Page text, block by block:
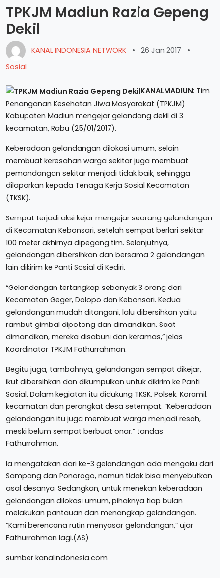
TPKJM Madiun Razia Gepeng
Dekil
KANAL INDONESIA NETWORK • 26 Jan 2017
•
Sosial
KANALMADIUN: Tim
Penanganan Kesehatan Jiwa Masyarakat (TPKJM)
Kabupaten Madiun mengejar gelandang dekil di 3
kecamatan, Rabu (25/01/2017).
Keberadaan gelandangan dilokasi umum, selain
membuat keresahan warga sekitar juga membuat
pemandangan sekitar menjadi tidak baik, sehingga
dilaporkan kepada Tenaga Kerja Sosial Kecamatan
(TKSK).
Sempat terjadi aksi kejar mengejar seorang gelandangan
di Kecamatan Kebonsari, setelah sempat berlari sekitar
100 meter akhirnya dipegang tim. Selanjutnya,
gelandangan dibersihkan dan bersama 2 gelandangan
lain dikirim ke Panti Sosial di Kediri.
“Gelandangan tertangkap sebanyak 3 orang dari
Kecamatan Geger, Dolopo dan Kebonsari. Kedua
gelandangan mudah ditangani, lalu dibersihkan yaitu
rambut gimbal dipotong dan dimandikan. Saat
dimandikan, mereka disabuni dan keramas,” jelas
Koordinator TPKJM Fathurrahman.
Begitu juga, tambahnya, gelandangan sempat dikejar,
ikut dibersihkan dan dikumpulkan untuk dikirim ke Panti
Sosial. Dalam kegiatan itu didukung TKSK, Polsek, Koramil,
kecamatan dan perangkat desa setempat. “Keberadaan
gelandangan itu juga membuat warga menjadi resah,
meski belum sempat berbuat onar,” tandas
Fathurrahman.
Ia mengatakan dari ke-3 gelandangan ada mengaku dari
Sampang dan Ponorogo, namun tidak bisa menyebutkan
asal desanya. Sedangkan, untuk menekan keberadaan
gelandangan dilokasi umum, pihaknya tiap bulan
melakukan pantauan dan menangkap gelandangan.
“Kami berencana rutin menyasar gelandangan,” ujar
Fathurrahman lagi.(AS)
sumber kanalindonesia.com